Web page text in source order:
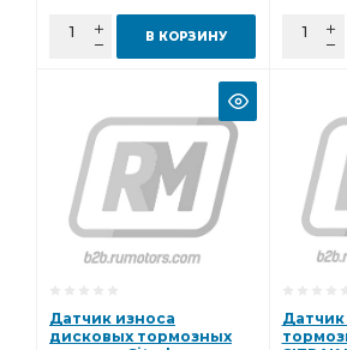
В КОРЗИНУ
Датчик износа
дисковых тормозных
Датчик